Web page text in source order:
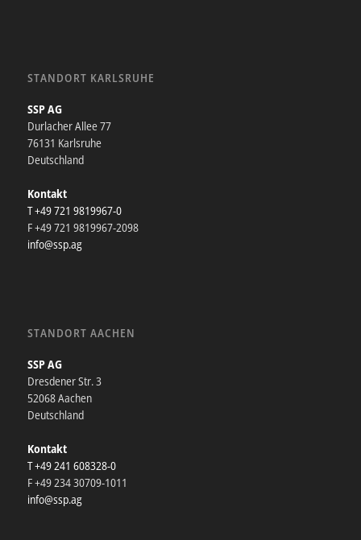
STANDORT KARLSRUHE
SSP AG
Durlacher Allee 77
76131 Karlsruhe
Deutschland
Kontakt
T +49 721 9819967-0
F +49 721 9819967-2098
info@ssp.ag
STANDORT AACHEN
SSP AG
Dresdener Str. 3
52068 Aachen
Deutschland
Kontakt
T +49 241 608328-0
F +49 234 30709-1011
info@ssp.ag